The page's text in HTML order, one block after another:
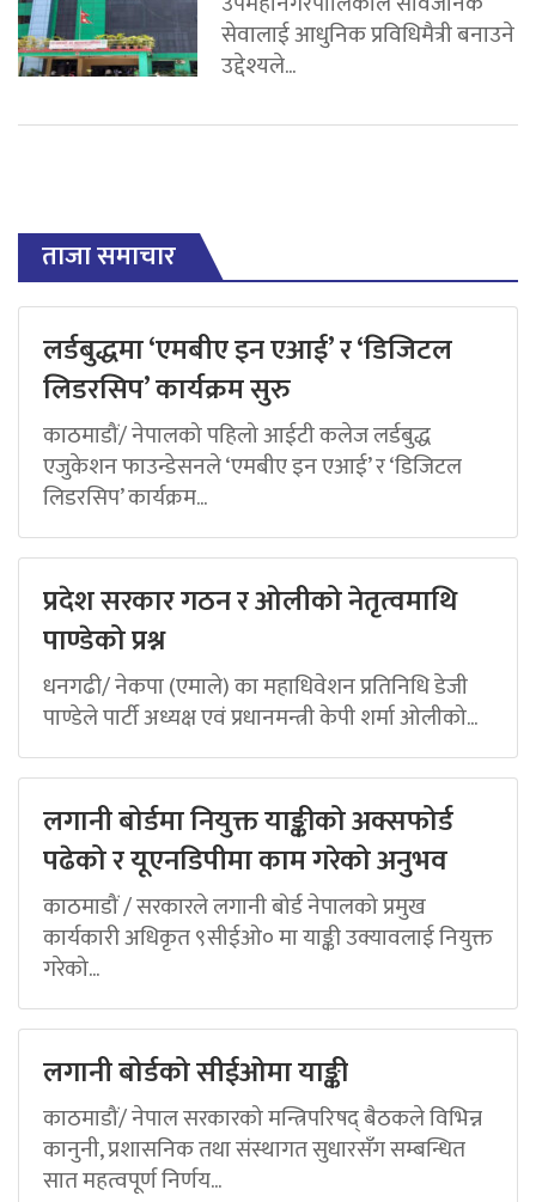
सेवालाई आधुनिक प्रविधिमैत्री बनाउने
उद्देश्यले...
ताजा समाचार
लर्डबुद्धमा ‘एमबीए इन एआई’ र ‘डिजिटल
लिडरसिप’ कार्यक्रम सुरु
काठमाडौं/ नेपालको पहिलो आईटी कलेज लर्डबुद्ध
एजुकेशन फाउन्डेसनले ‘एमबीए इन एआई’ र ‘डिजिटल
लिडरसिप’ कार्यक्रम...
प्रदेश सरकार गठन र ओलीको नेतृत्वमाथि
पाण्डेको प्रश्न
धनगढी/ नेकपा (एमाले) का महाधिवेशन प्रतिनिधि डेजी
पाण्डेले पार्टी अध्यक्ष एवं प्रधानमन्त्री केपी शर्मा ओलीको...
लगानी बोर्डमा नियुक्त याङ्कीको अक्सफोर्ड
पढेको र यूएनडिपीमा काम गरेको अनुभव
काठमाडौं / सरकारले लगानी बोर्ड नेपालको प्रमुख
कार्यकारी अधिकृत ९सीईओ० मा याङ्की उक्यावलाई नियुक्त
गरेको...
लगानी बोर्डको सीईओमा याङ्की
काठमाडौं/ नेपाल सरकारको मन्त्रिपरिषद् बैठकले विभिन्न
कानुनी, प्रशासनिक तथा संस्थागत सुधारसँग सम्बन्धित
सात महत्वपूर्ण निर्णय...